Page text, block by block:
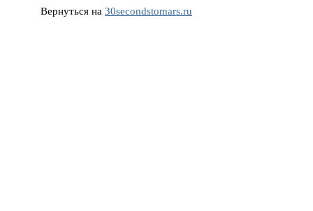
Вернуться на 30secondstomars.ru